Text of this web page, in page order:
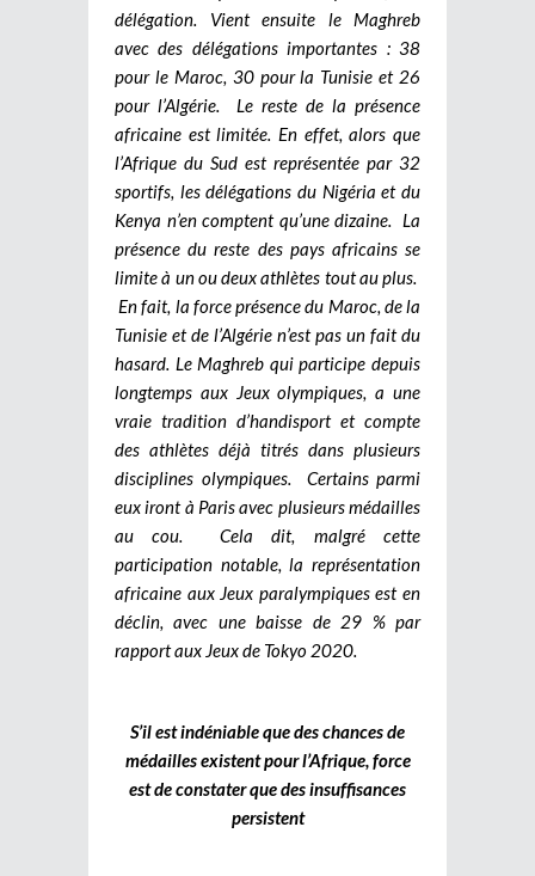
délégation. Vient ensuite le Maghreb
avec des délégations importantes : 38
pour le Maroc, 30 pour la Tunisie et 26
pour l’Algérie. Le reste de la présence
africaine est limitée. En effet, alors que
l’Afrique du Sud est représentée par 32
sportifs, les délégations du Nigéria et du
Kenya n’en comptent qu’une dizaine. La
présence du reste des pays africains se
limite à un ou deux athlètes tout au plus.
En fait, la force présence du Maroc, de la
Tunisie et de l’Algérie n’est pas un fait du
hasard. Le Maghreb qui participe depuis
longtemps aux Jeux olympiques, a une
vraie tradition d’handisport et compte
des athlètes déjà titrés dans plusieurs
disciplines olympiques. Certains parmi
eux iront à Paris avec plusieurs médailles
au cou. Cela dit, malgré cette
participation notable, la représentation
africaine aux Jeux paralympiques est en
déclin, avec une baisse de 29 % par
rapport aux Jeux de Tokyo 2020.
S’il est indéniable que des chances de
médailles existent pour l’Afrique, force
est de constater que des insuffisances
persistent